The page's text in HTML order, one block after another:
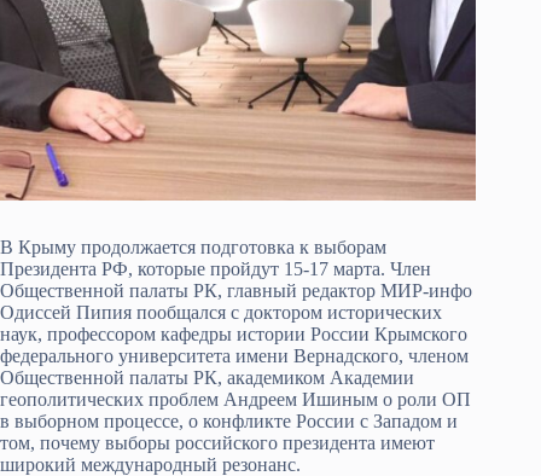
В Крыму продолжается подготовка к выборам
Президента РФ, которые пройдут 15-17 марта. Член
Общественной палаты РК, главный редактор МИР-инфо
Одиссей Пипия пообщался с доктором исторических
наук, профессором кафедры истории России Крымского
федерального университета имени Вернадского, членом
Общественной палаты РК, академиком Академии
геополитических проблем Андреем Ишиным о роли ОП
в выборном процессе, о конфликте России с Западом и
том, почему выборы российского президента имеют
широкий международный резонанс.